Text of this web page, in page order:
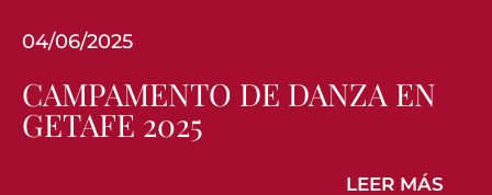
04/06/2025
CAMPAMENTO DE DANZA EN
GETAFE 2025
LEER MÁS